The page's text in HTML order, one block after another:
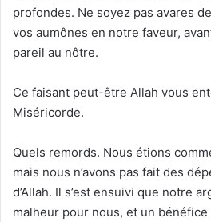
profondes. Ne soyez pas avares
vos aumônes en notre faveur,
pareil au nôtre.
Ce faisant peut-être Allah vous
Miséricorde.
Quels remords. Nous étions
mais nous n’avons pas fait des
d’Allah. Il s’est ensuivi que notre
malheur pour nous, et un